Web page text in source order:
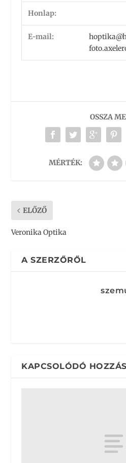
Honlap:
E-mail:
OSSZA
MÉRTÉK:
ELŐZŐ
Veronika Optika
A SZERZŐRŐL
KAPCSOLÓDÓ